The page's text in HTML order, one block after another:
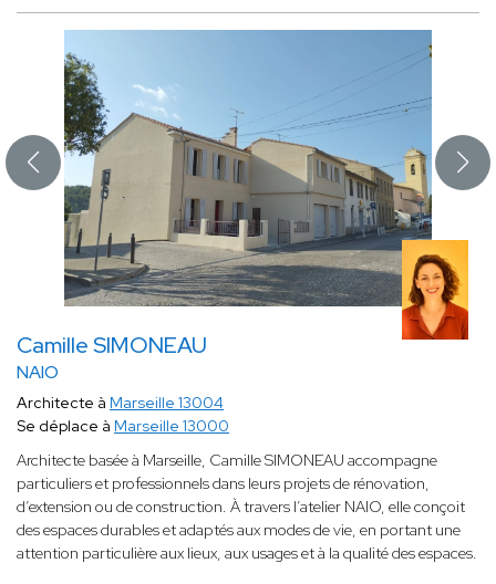
Camille SIMONEAU
NAIO
Architecte à Marseille 13004
Se déplace à Marseille 13000
Architecte basée à Marseille, Camille SIMONEAU accompagne
particuliers et professionnels dans leurs projets de rénovation,
d’extension ou de construction. À travers l’atelier NAIO, elle conçoit
des espaces durables et adaptés aux modes de vie, en portant une
attention particulière aux lieux, aux usages et à la qualité des espaces.